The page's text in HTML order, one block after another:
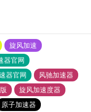
旋风加速
器官网
器官网
风驰加速器
旋风加速度器
原子加速器